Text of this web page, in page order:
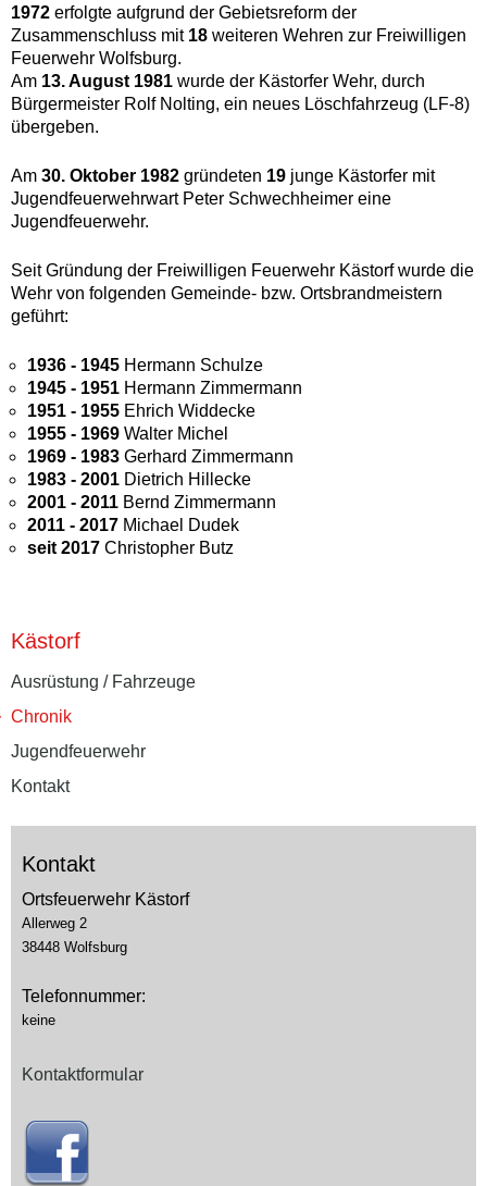
1972 erfolgte aufgrund der Gebietsreform der
Zusammenschluss mit 18 weiteren Wehren zur Freiwilligen
Feuerwehr Wolfsburg.
Am 13. August 1981 wurde der Kästorfer Wehr, durch
Bürgermeister Rolf Nolting, ein neues Löschfahrzeug (LF-8)
übergeben.
Am 30. Oktober 1982 gründeten 19 junge Kästorfer mit
Jugendfeuerwehrwart Peter Schwechheimer eine
Jugendfeuerwehr.
Seit Gründung der Freiwilligen Feuerwehr Kästorf wurde die
Wehr von folgenden Gemeinde- bzw. Ortsbrandmeistern
geführt:
1936 - 1945 Hermann Schulze
1945 - 1951 Hermann Zimmermann
1951 - 1955 Ehrich Widdecke
1955 - 1969 Walter Michel
1969 - 1983 Gerhard Zimmermann
1983 - 2001 Dietrich Hillecke
2001 - 2011 Bernd Zimmermann
2011 - 2017 Michael Dudek
seit 2017 Christopher Butz
Kästorf
Ausrüstung / Fahrzeuge
Chronik
Jugendfeuerwehr
Kontakt
Kontakt
Ortsfeuerwehr Kästorf
Allerweg 2
38448 Wolfsburg
Telefonnummer:
keine
Kontaktformular